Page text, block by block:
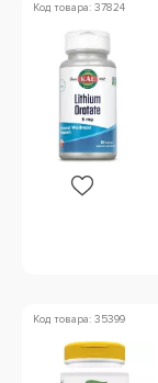
Код товара: 37824
Код товара: 35399